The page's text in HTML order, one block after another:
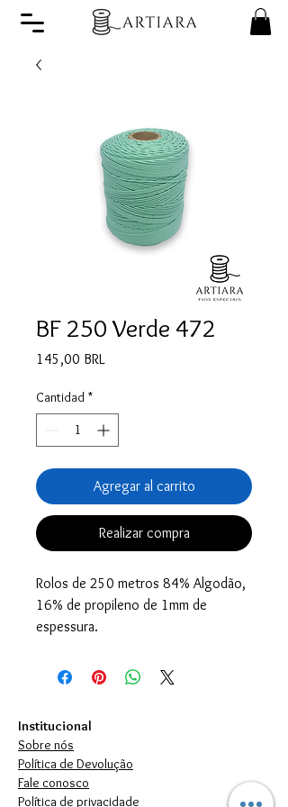
BF 250 Verde 472
145,00 BRL
Cantidad *
Agregar al carrito
Realizar compra
Rolos de 250 metros 84% Algodão,
16% de propileno de 1mm de
espessura.
Institucional
Sobre nós
Política de Devolução
Fale conosco
Política de privacidade